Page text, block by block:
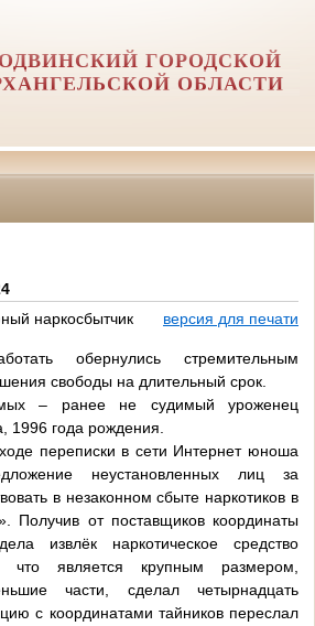
ГОРОДСКОЙ
ОБЛАСТИ
наркосбытчик
версия для печати
обернулись стремительным
свободы на длительный срок.
– ранее не судимый уроженец
1996 года рождения.
переписки в сети Интернет юноша
неустановленных лиц за
в незаконном сбыте наркотиков в
Получив от поставщиков координаты
извлёк наркотическое средство
является крупным размером,
части, сделал четырнадцать
с координатами тайников переслал